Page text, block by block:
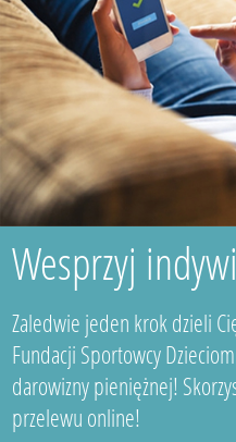
Wesprzyj
Zaledwie jeden krok dzieli
Fundacji Sportowcy
darowizny pieniężnej!
przelewu online!